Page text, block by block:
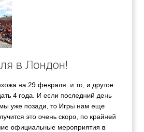
в Лондон!
на 29 февраля: и то, и другое
4 года. И если последний день
уже позади, то Игры нам еще
это очень скоро, по крайней
официальные мероприятия в